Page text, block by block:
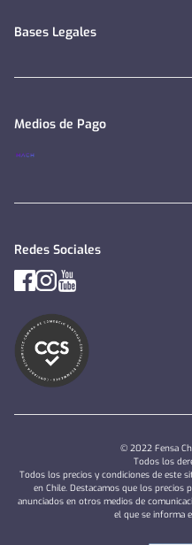
Bases Legales
Medios de Pago
Redes Sociales
© 2022 Fensa
Todos los
Todos los precios y condiciones de este
en Chile. Destacamos que los precios
anunciados en otros medios de
el que se informa